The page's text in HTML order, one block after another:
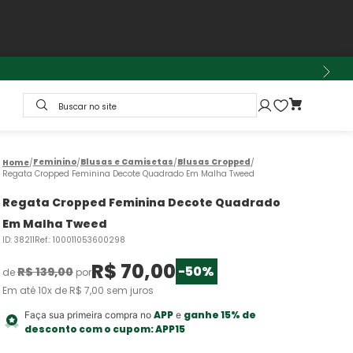
Buscar no site
Feminino Blusas e Camisetas Blusas Cropped
Regata Cropped Feminina Decote Quadrado Em Malha Tweed
Regata Cropped Feminina Decote Quadrado
Em Malha Tweed
ID: 38211Ref.: 100011053600298
deR$139,00porR$ 70,00 -50%
Em até10x de R$ 7,00 sem juros
Faça sua primeira compra no APPe ganhe 15% de
desconto com o cupom:APP15